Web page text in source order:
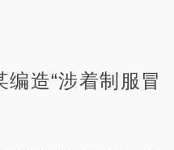
造“涉着制服冒